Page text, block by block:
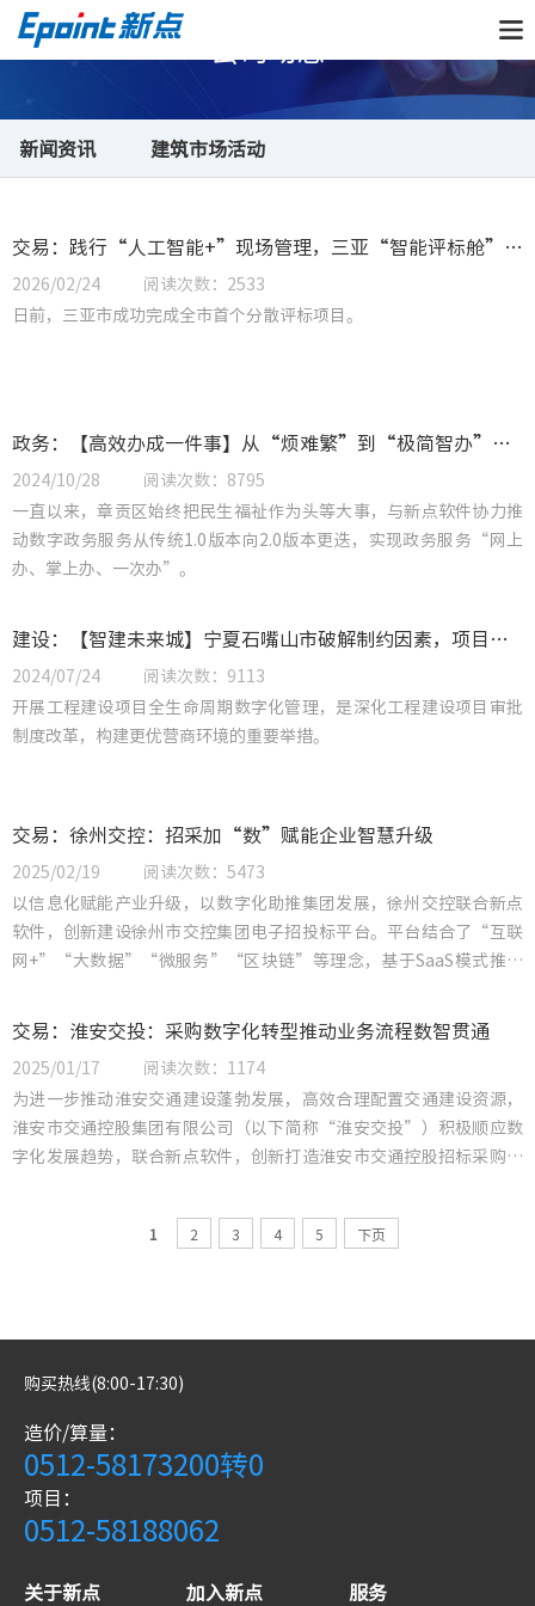
公司动态
新闻资讯
建筑市场活动
交易：践行“人工智能+”现场管理，三亚“智能评标舱”助力完成海南首个分散评标项目
2026/02/24
阅读次数：2533
日前，三亚市成功完成全市首个分散评标项目。
政务：【高效办成一件事】从“烦难繁”到“极简智办”，赣州市章贡区政务服务迈步2.0时代
2024/10/28
阅读次数：8795
一直以来，章贡区始终把民生福祉作为头等大事，与新点软件协力推
动数字政务服务从传统1.0版本向2.0版本更迭，实现政务服务“网上
办、掌上办、一次办”。
建设：【智建未来城】宁夏石嘴山市破解制约因素，项目审批监管协同更便利
2024/07/24
阅读次数：9113
开展工程建设项目全生命周期数字化管理，是深化工程建设项目审批
制度改革，构建更优营商环境的重要举措。
交易：徐州交控：招采加“数”赋能企业智慧升级
2025/02/19
阅读次数：5473
以信息化赋能产业升级，以数字化助推集团发展，徐州交控联合新点
软件，创新建设徐州市交控集团电子招投标平台。平台结合了“互联
网+”“大数据”“微服务”“区块链”等理念，基于SaaS模式推动
交易：淮安交投：采购数字化转型推动业务流程数智贯通
2025/01/17
阅读次数：1174
为进一步推动淮安交通建设蓬勃发展，高效合理配置交通建设资源，
淮安市交通控股集团有限公司（以下简称“淮安交投”）积极顺应数
字化发展趋势，联合新点软件，创新打造淮安市交通控股招标采购平
1 2 3 4 5 下页
购买热线(8:00-17:30)
造价/算量：
0512-58173200转0
项目：
0512-58188062
关于新点 加入新点 服务